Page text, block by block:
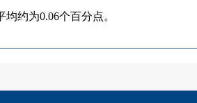
均约为0.06个百分点。